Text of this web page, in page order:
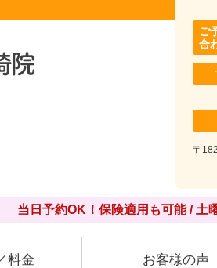
ご
合
〒
当日予約OK！保険適用も可能 / 土
料金 お客様の声